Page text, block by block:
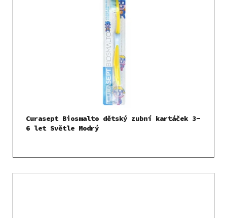
Curasept Biosmalto dětský zubní kartáček 3-
6 let Světle Modrý